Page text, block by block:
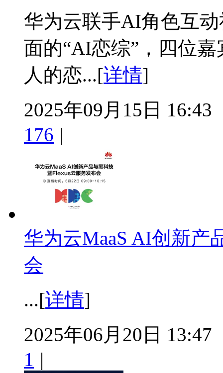
华为云联手AI角色互
面的“AI恋综”，四位
人的恋...[详情]
2025年09月15日 16:43
176 |
华为云MaaS AI创新产
会
...[详情]
2025年06月20日 13:47
1 |